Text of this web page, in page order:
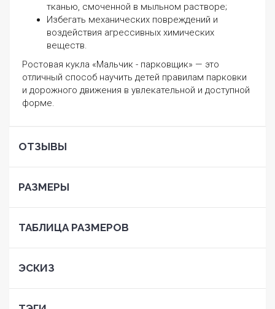
тканью, смоченной в мыльном растворе;
Избегать механических повреждений и
воздействия агрессивных химических
веществ.
Ростовая кукла «Мальчик - парковщик» — это
отличный способ научить детей правилам парковки
и дорожного движения в увлекательной и доступной
форме.
ОТЗЫВЫ
РАЗМЕРЫ
ТАБЛИЦА РАЗМЕРОВ
ЭСКИЗ